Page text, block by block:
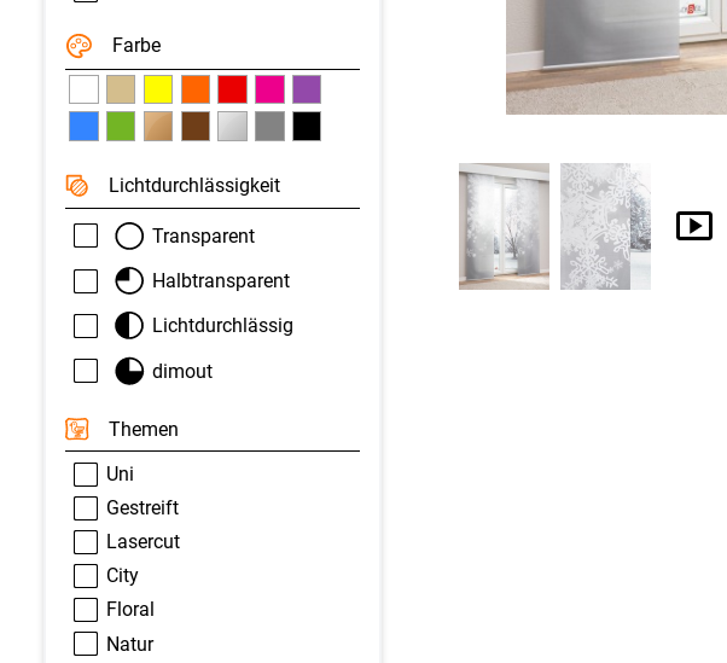
Farbe
Licht­durchlässigkeit
Transparent
Halbtransparent
Lichtdurchlässig
dimout
Themen
Uni
Gestreift
Lasercut
City
Floral
Natur